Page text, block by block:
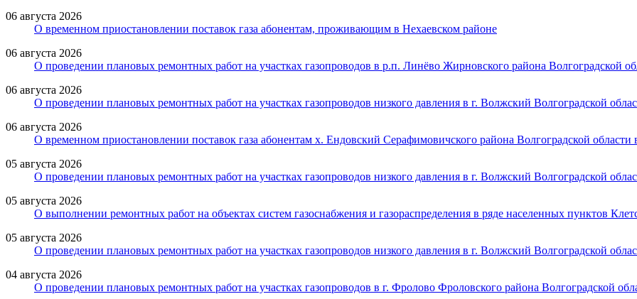
06 августа 2026
О временном приостановлении поставок газа абонентам, проживающим в Нехаевском районе
06 августа 2026
О проведении плановых ремонтных работ на участках газопроводов в р.п. Линёво Жирновского района Волгоградской
06 августа 2026
О проведении плановых ремонтных работ на участках газопроводов низкого давления в г. Волжский Волгоградской
06 августа 2026
О временном приостановлении поставок газа абонентам х. Ендовский Серафимовичского района Волгоградской
05 августа 2026
О проведении плановых ремонтных работ на участках газопроводов низкого давления в г. Волжский Волгоградской
05 августа 2026
О выполнении ремонтных работ на объектах систем газоснабжения и газораспределения в ряде населенных пунктов
05 августа 2026
О проведении плановых ремонтных работ на участках газопроводов низкого давления в г. Волжский Волгоградской
04 августа 2026
О проведении плановых ремонтных работ на участках газопроводов в г. Фролово Фроловского района Волгоградской